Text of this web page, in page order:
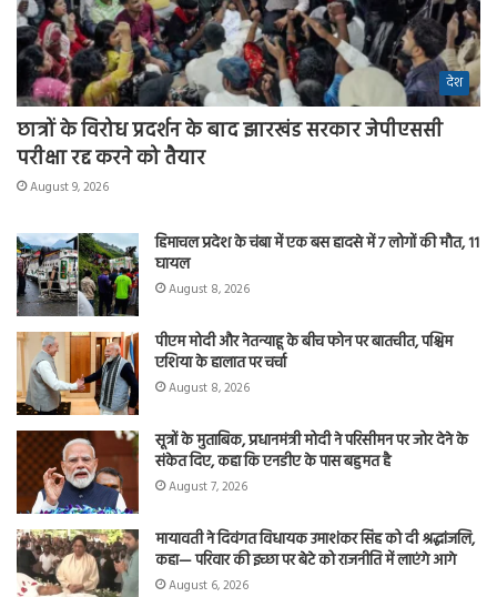
देश
छात्रों के विरोध प्रदर्शन के बाद झारखंड सरकार जेपीएससी
परीक्षा रद्द करने को तैयार
August 9, 2026
हिमाचल प्रदेश के चंबा में एक बस हादसे में 7 लोगों की मौत, 11
घायल
August 8, 2026
पीएम मोदी और नेतन्याहू के बीच फोन पर बातचीत, पश्चिम
एशिया के हालात पर चर्चा
August 8, 2026
सूत्रों के मुताबिक, प्रधानमंत्री मोदी ने परिसीमन पर जोर देने के
संकेत दिए, कहा कि एनडीए के पास बहुमत है
August 7, 2026
मायावती ने दिवंगत विधायक उमाशंकर सिंह को दी श्रद्धांजलि,
कहा— परिवार की इच्छा पर बेटे को राजनीति में लाएंगे आगे
August 6, 2026